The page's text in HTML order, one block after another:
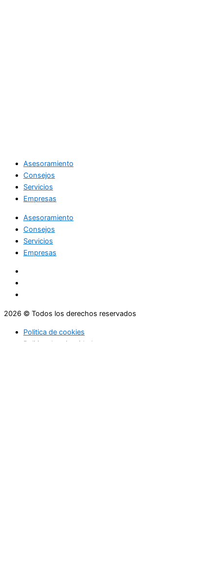
Asesoramiento
Consejos
Servicios
Empresas
Asesoramiento
Consejos
Servicios
Empresas
2026 © Todos los derechos reservados
Politica de cookies
Politica de privacidad